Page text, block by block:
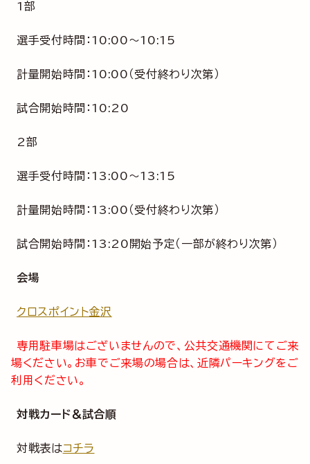
1部
選手受付時間：10:00～10:15
計量開始時間：10:00（受付終わり次第）
試合開始時間：10:20
2部
選手受付時間：13:00～13:15
計量開始時間：13:00（受付終わり次第）
試合開始時間：13:20開始予定（一部が終わり次第）
会場
クロスポイント金沢
専用駐車場はございませんので、公共交通機関にてご来
場ください。お車でご来場の場合は、近隣パーキングをご
利用ください。
対戦カード＆試合順
対戦表はコチラ